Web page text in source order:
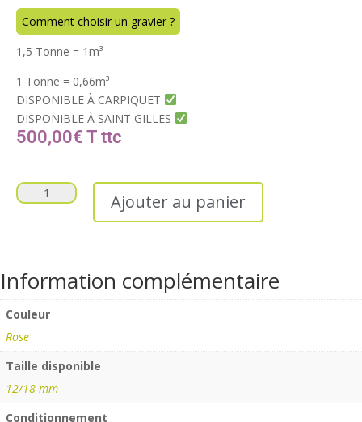
Comment choisir un gravier ?
1,5 Tonne = 1m³
1 Tonne = 0,66m³
DISPONIBLE À CARPIQUET
DISPONIBLE À SAINT GILLES
500,00€T
Ajouter au panier
Information complémentaire
Couleur
Rose
Taille disponible
12/18 mm
Conditionnement